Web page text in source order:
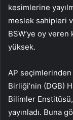
kesimlerine
meslek sahipleri
BSW’ye oy veren
yüksek.
AP seçimlerinden
Birliği’nin (DGB)
Bilimler
yayınladı. Buna